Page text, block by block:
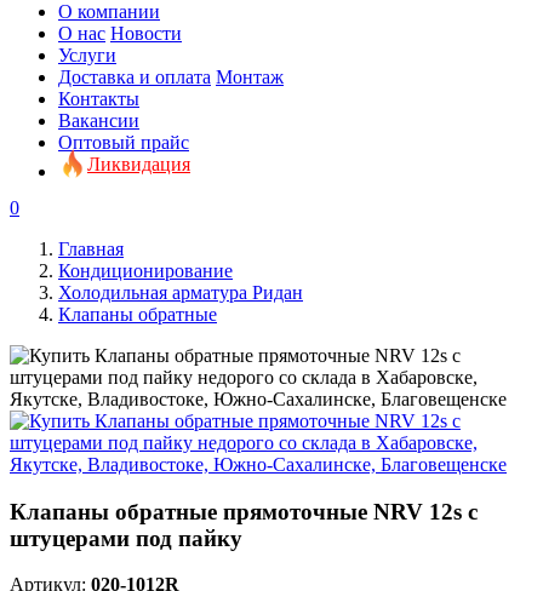
О компании
О нас Новости
Услуги
Доставка и оплата Монтаж
Контакты
Вакансии
Оптовый прайс
Ликвидация
0
Главная
Кондиционирование
Холодильная арматура Ридан
Клапаны обратные
Клапаны обратные прямоточные NRV 12s с
штуцерами под пайку
Артикул: 020-1012R